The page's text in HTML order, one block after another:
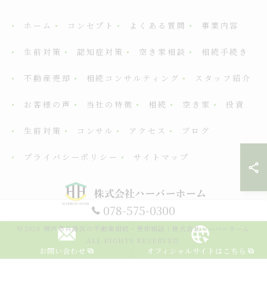
078-575-0300
お問い合わせ オフィシャルサイトはこちら
ホーム コンセプト よくある質問 事業内容
生前対策 認知症対策 空き家相談 相続手続き
不動産売却 相続コンサルティング スタッフ紹介
お客様の声 当社の特徴 相続 空き家 投資
生前対策 コンサル アクセス ブログ
プライバシーポリシー サイトマップ
© 2026 神戸市兵庫区の不動産相続・売却相談｜株式会社ハーバーホーム
ALL RIGHTS RESERVED.